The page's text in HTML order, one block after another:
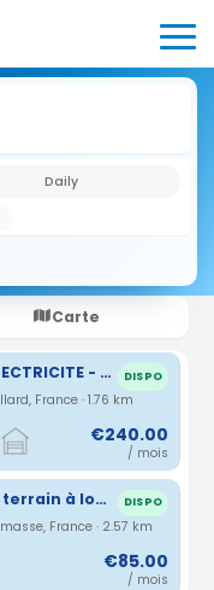
Daily
Carte
Box NEUF 15m2 avec ELECTRICITE - Gaillard RUE DE GENEVE proche frontiere DISPO
France · 1.76 km
€240.00
/ mois
Place de parking sous terrain à louer DISPO
France · 2.57 km
€85.00
/ mois